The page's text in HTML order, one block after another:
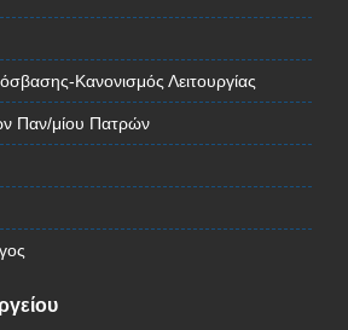
Κανονισμός Λειτουργίας
Παν/μίου Πατρών